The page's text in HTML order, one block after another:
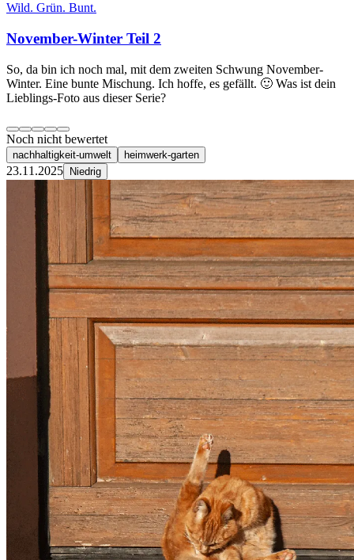
Wild. Grün. Bunt.
November-Winter Teil 2
So, da bin ich noch mal, mit dem zweiten Schwung November-
Winter. Eine bunte Mischung. Ich hoffe, es gefällt. 🙂 Was ist dein
Lieblings-Foto aus dieser Serie?
Noch nicht bewertet
nachhaltigkeit-umwelt heimwerk-garten
23.11.2025 Niedrig